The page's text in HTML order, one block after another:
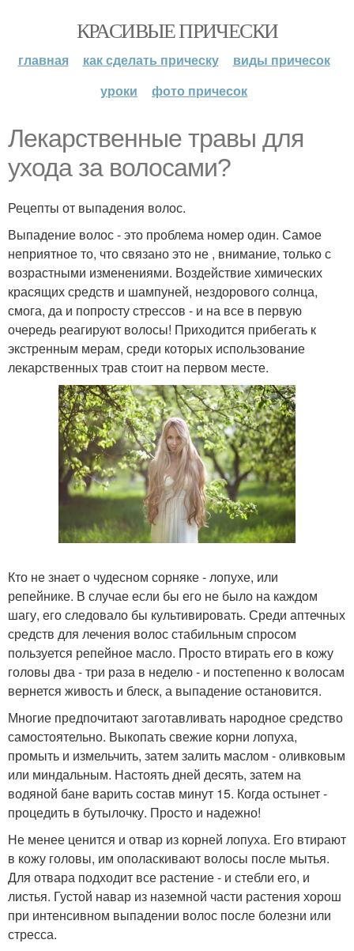
КРАСИВЫЕ ПРИЧЕСКИ
главная как сделать прическу
виды причесок
уроки
фото причесок
Лекарственные травы для
ухода за волосами?
Рецепты от выпадения волос.
Выпадение волос - это проблема номер один. Самое
неприятное то, что связано это не , внимание, только с
возрастными изменениями. Воздействие химических
красящих средств и шампуней, нездорового солнца,
смога, да и попросту стрессов - и на все в первую
очередь реагируют волосы! Приходится прибегать к
экстренным мерам, среди которых использование
лекарственных трав стоит на первом месте.
Кто не знает о чудесном сорняке - лопухе, или
репейнике. В случае если бы его не было на каждом
шагу, его следовало бы культивировать. Среди аптечных
средств для лечения волос стабильным спросом
пользуется репейное масло. Просто втирать его в кожу
головы два - три раза в неделю - и постепенно к волосам
вернется живость и блеск, а выпадение остановится.
Многие предпочитают заготавливать народное средство
самостоятельно. Выкопать свежие корни лопуха,
промыть и измельчить, затем залить маслом - оливковым
или миндальным. Настоять дней десять, затем на
водяной бане варить состав минут 15. Когда остынет -
процедить в бутылочку. Просто и надежно!
Не менее ценится и отвар из корней лопуха. Его втирают
в кожу головы, им ополаскивают волосы после мытья.
Для отвара подходит все растение - и стебли его, и
листья. Густой навар из наземной части растения хорош
при интенсивном выпадении волос после болезни или
стресса.